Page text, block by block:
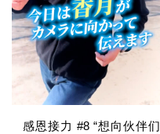
感恩接力 #8 “想向伙伴们